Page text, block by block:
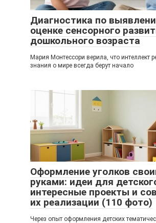
Диагностика по
оценке сенсорного
дошкольного возраста
Мария Монтессори верила, что интеллект
знания о мире всегда берут начало
Оформление уголков
руками: идеи для
интересные проекты и
их реализации (110 фото)
Через опыт оформления детских